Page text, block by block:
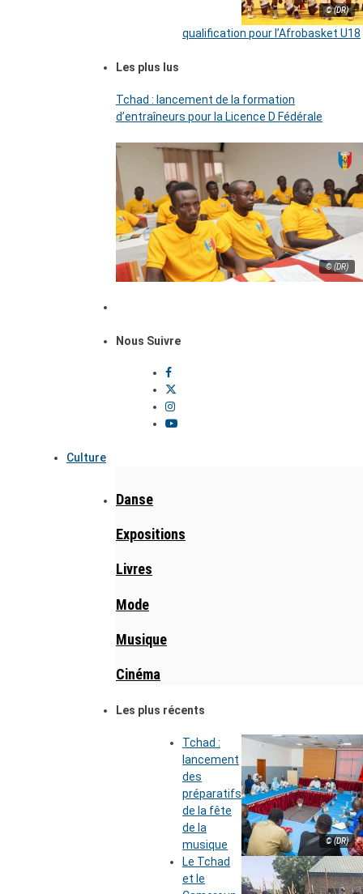
© (DR)
qualification pour l’Afrobasket U18
Les plus lus
Tchad : lancement de la formation
d’entraîneurs pour la Licence D Fédérale
© (DR)
Nous Suivre
Culture
Danse
Expositions
Livres
Mode
Musique
Cinéma
Les plus récents
© (DR)
Tchad :
lancement
des
préparatifs
de la fête
de la
musique
Le Tchad
et le